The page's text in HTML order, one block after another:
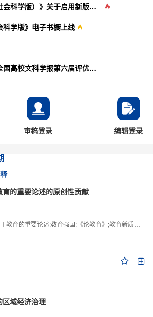
《重庆大学学报（社会科学版）》关于启用新版投审稿系统的通知
科学版》电子书橱上线
重庆大学期刊社在全国高校文科学报第六届评优活动中获佳绩
审稿登录 编辑登录
的重要论述的原创性贡献
的重要论述;教育强国;《论教育》;教育新质生产力;教育人工智能
区域经济治理